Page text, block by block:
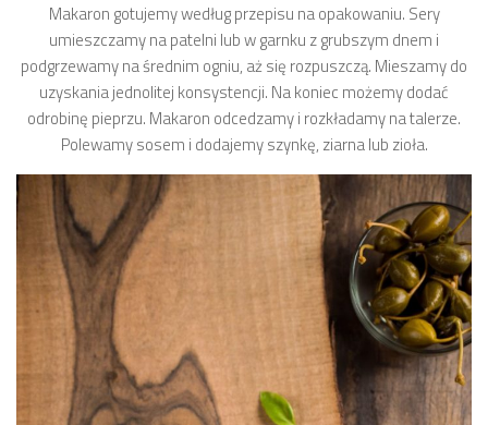
Makaron gotujemy według przepisu na opakowaniu. Sery
umieszczamy na patelni lub w garnku z grubszym dnem i
podgrzewamy na średnim ogniu, aż się rozpuszczą. Mieszamy do
uzyskania jednolitej konsystencji. Na koniec możemy dodać
odrobinę pieprzu. Makaron odcedzamy i rozkładamy na talerze.
Polewamy sosem i dodajemy szynkę, ziarna lub zioła.